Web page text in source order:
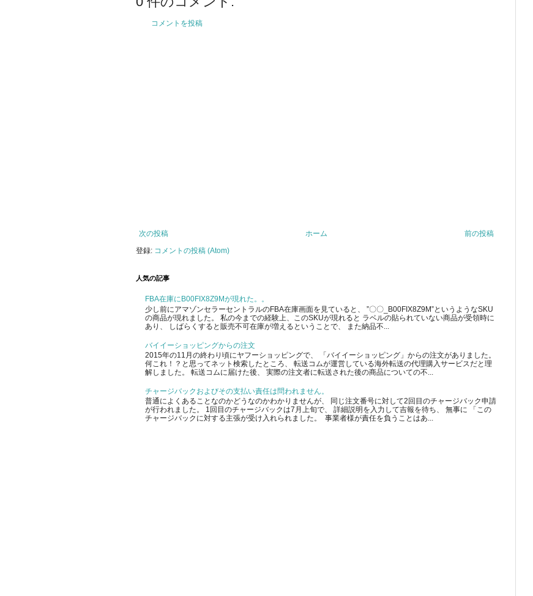
コメントを投稿
次の投稿 前の投稿
ホーム
登録: コメントの投稿 (Atom)
人気の記事
FBA在庫にB00FIX8Z9Mが現れた。。
少し前にアマゾンセラーセントラルのFBA在庫画面を見ていると、 ”〇〇_B00FIX8Z9M”というようなSKU
の商品が現れました。 私の今までの経験上、このSKUが現れると ラベルの貼られていない商品が受領時に
あり、 しばらくすると販売不可在庫が増えるということで、 また納品不...
バイイーショッピングからの注文
2015年の11月の終わり頃にヤフーショッピングで、 「バイイーショッピング」からの注文がありました。
何これ！？と思ってネット検索したところ、 転送コムが運営している海外転送の代理購入サービスだと理
解しました。 転送コムに届けた後、 実際の注文者に転送された後の商品についての不...
チャージバックおよびその支払い責任は問われません。
普通によくあることなのかどうなのかわかりませんが、 同じ注文番号に対して2回目のチャージバック申請
が行われました。 1回目のチャージバックは7月上旬で、 詳細説明を入力して吉報を待ち、 無事に 「この
チャージバックに対する主張が受け入れられました。 事業者様が責任を負うことはあ...